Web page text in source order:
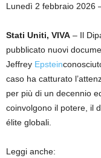
Lunedì 2 febbraio 2026
Stati Uniti, VIVA – Il
pubblicato nuovi
Jeffrey Epstein
caso ha catturato
per più di un decennio
coinvolgono il potere, il
élite globali.
Leggi anche: